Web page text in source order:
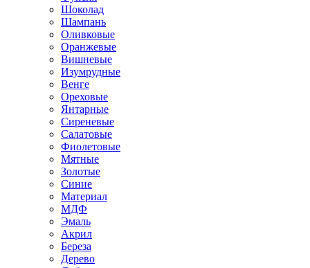
Шоколад
Шампань
Оливковые
Оранжевые
Вишневые
Изумрудные
Венге
Ореховые
Янтарные
Сиреневые
Салатовые
Фиолетовые
Мятные
Золотые
Синие
Материал
МДФ
Эмаль
Акрил
Береза
Дерево